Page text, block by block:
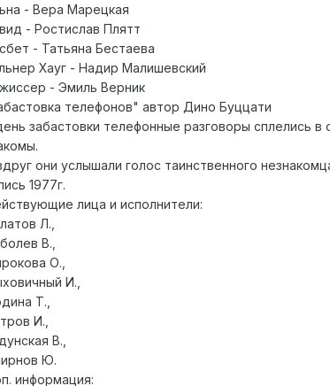
- Вера Марецкая
- Ростислав Плятт
- Татьяна Бестаева
Хауг - Надир Малишевский
- Эмиль Верник
телефонов" автор Дино Буццати
забастовки телефонные разговоры сплелись
они услышали голос таинственного
1977г.
лица и исполнители:
Л.,
В.,
О.,
И.,
Т.,
И.,
В.,
Ю.
информация: